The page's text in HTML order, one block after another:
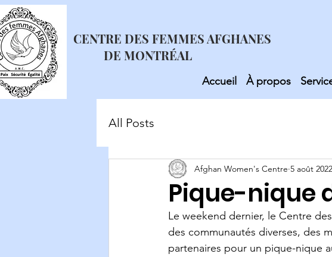
CENTRE DES FEMMES AFGHANES
DE MONTRÉAL
Accueil À propos
All Posts
Pique-nique
Afghan Women's Centre 5 août 2022
Le weekend dernier, le Centre
des communautés diverses, des
partenaires pour un pique-nique